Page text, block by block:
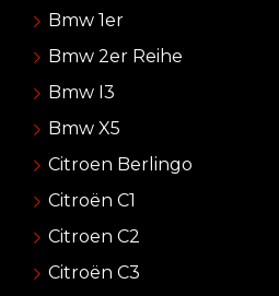
Bmw 1er
Bmw 2er Reihe
Bmw I3
Bmw X5
Citroen Berlingo
Citroën C1
Citroen C2
Citroën C3